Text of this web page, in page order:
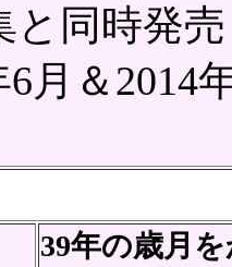
と同時発売
6月＆
39年の歳月